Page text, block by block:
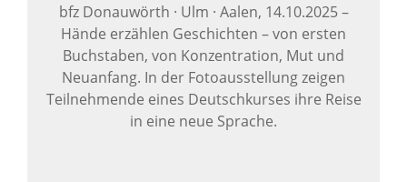
bfz Donauwörth · Ulm · Aalen, 14.10.2025–
Hände erzählen Geschichten – von ersten
Buchstaben, von Konzentration, Mut und
Neuanfang. In der Fotoausstellung zeigen
Teilnehmende eines Deutschkurses ihre Reise
in eine neue Sprache.